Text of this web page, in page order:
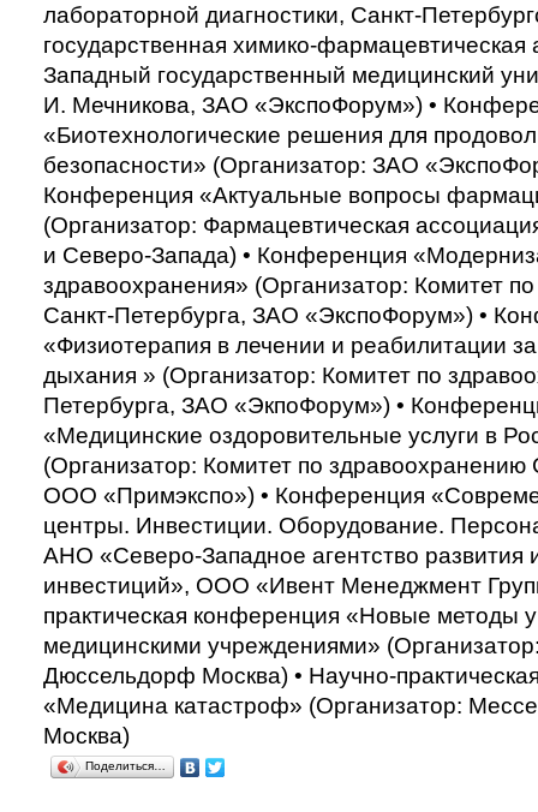
лабораторной диагностики, Санкт-
государственная химико-
Западный государственный медицинский
И. Мечникова, ЗАО «ЭкспоФорум») •
«Биотехнологические решения для
безопасности» (Организатор: ЗАО
Конференция «Актуальные вопросы
(Организатор: Фармацевтическая
и Северо-Запада) • Конференция
здравоохранения» (Организатор: Комитет
Санкт-Петербурга, ЗАО «ЭкспоФорум») •
«Физиотерапия в лечении и реабилитации
дыхания » (Организатор: Комитет по
Петербурга, ЗАО «ЭкпоФорум») •
«Медицинские оздоровительные услуги в
(Организатор: Комитет по здравоохранению
ООО «Примэкспо») • Конференция
центры. Инвестиции. Оборудование.
АНО «Северо-Западное агентство развития
инвестиций», ООО «Ивент Менеджмент
практическая конференция «Новые методы
медицинскими учреждениями»
Дюссельдорф Москва) • Научно-
«Медицина катастроф» (Организатор:
Москва)
Поделиться…